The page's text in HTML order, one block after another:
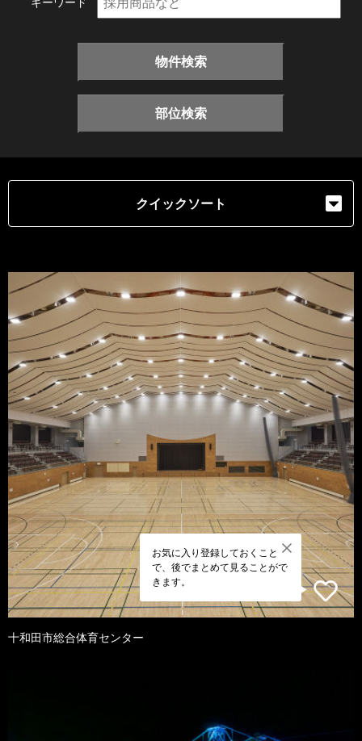
物件検索
部位検索
クイックソート
お気に入り登録しておくこと
で、後でまとめて見ることがで
きます。
十和田市総合体育センター